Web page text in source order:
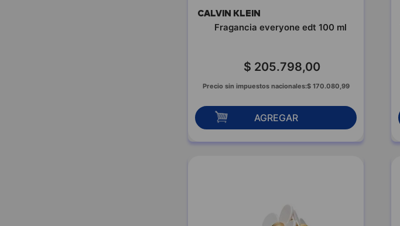
CALVIN KLEIN
Fragancia everyone edt 100 ml
$ 205.798,00
Precio sin impuestos nacionales:$ 170.080,99
AGREGAR